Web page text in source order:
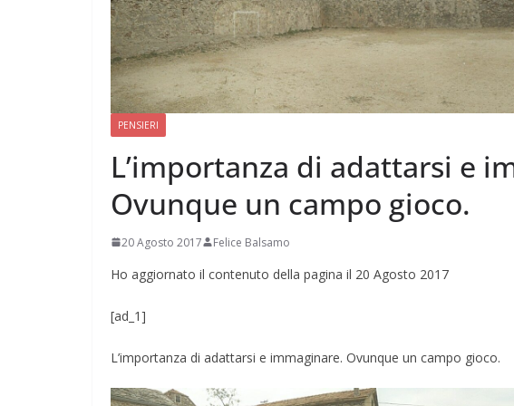
PENSIERI
L’importanza di adattarsi e
Ovunque un campo gioco.
20 Agosto 2017 Felice Balsamo
Ho aggiornato il contenuto della pagina il 20 Agosto 2017
[ad_1]
L’importanza di adattarsi e immaginare. Ovunque un campo gioco.
CAMPAGNA
ELETTORALE: 50 DI 50
1 Ottobre 2021